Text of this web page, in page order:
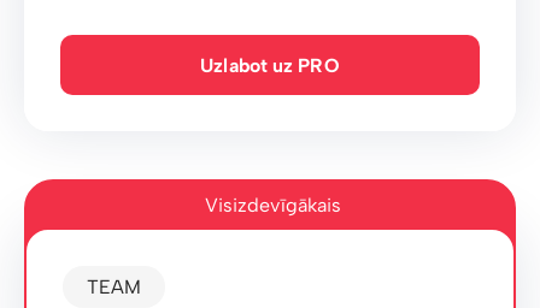
Uzlabot uz PRO
Visizdevīgākais
TEAM